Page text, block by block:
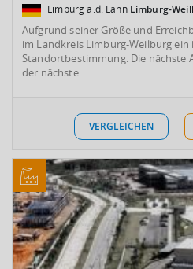
Limburg a.d. Lahn Limburg-
Aufgrund seiner Größe und
im Landkreis Limburg-Weilburg
Standortbestimmung. Die nächste
der nächste...
VERGLEICHEN